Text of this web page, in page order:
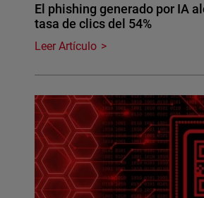
El phishing generado por IA
tasa de clics del 54%
Leer Artículo